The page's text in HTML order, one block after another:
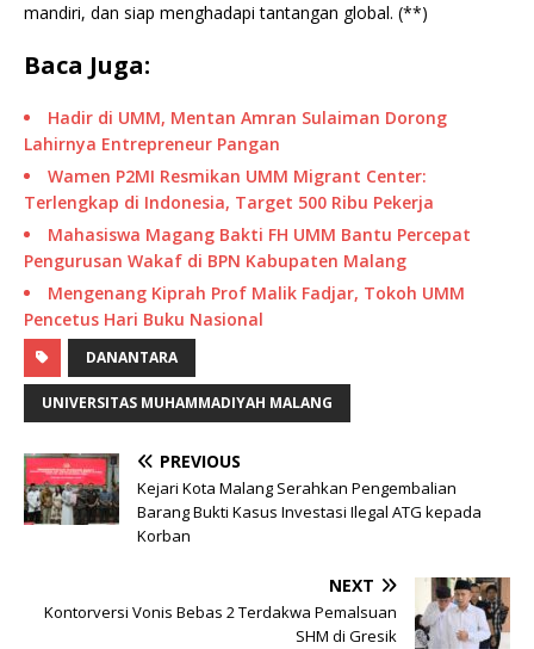
mandiri, dan siap menghadapi tantangan global. (**)
Baca Juga:
Hadir di UMM, Mentan Amran Sulaiman Dorong
Lahirnya Entrepreneur Pangan
Wamen P2MI Resmikan UMM Migrant Center:
Terlengkap di Indonesia, Target 500 Ribu Pekerja
Mahasiswa Magang Bakti FH UMM Bantu Percepat
Pengurusan Wakaf di BPN Kabupaten Malang
Mengenang Kiprah Prof Malik Fadjar, Tokoh UMM
Pencetus Hari Buku Nasional
DANANTARA
UNIVERSITAS MUHAMMADIYAH MALANG
PREVIOUS
Kejari Kota Malang Serahkan Pengembalian
Barang Bukti Kasus Investasi Ilegal ATG kepada
Korban
NEXT
Kontorversi Vonis Bebas 2 Terdakwa Pemalsuan
SHM di Gresik